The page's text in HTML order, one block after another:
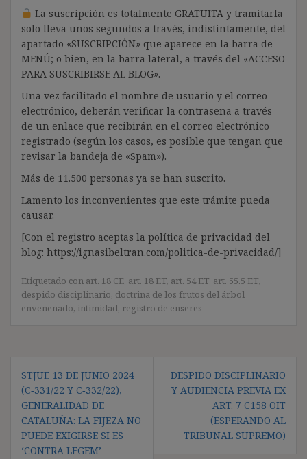
La suscripción es totalmente GRATUITA y tramitarla
solo lleva unos segundos a través, indistintamente, del
apartado «SUSCRIPCIÓN» que aparece en la barra de
MENÚ; o bien, en la barra lateral, a través del «ACCESO
PARA SUSCRIBIRSE AL BLOG».
Una vez facilitado el nombre de usuario y el correo
electrónico, deberán verificar la contraseña a través
de un enlace que recibirán en el correo electrónico
registrado (según los casos, es posible que tengan que
revisar la bandeja de «Spam»).
Más de 11.500 personas ya se han suscrito.
Lamento los inconvenientes que este trámite pueda
causar.
[Con el registro aceptas la política de privacidad del
blog: https://ignasibeltran.com/politica-de-privacidad/]
Etiquetado con art. 18 CE, art. 18 ET, art. 54 ET, art. 55.5 ET,
despido disciplinario, doctrina de los frutos del árbol
envenenado, intimidad, registro de enseres
de
entradas
STJUE 13 DE JUNIO 2024
(C‑331/22 Y C‑332/22),
GENERALIDAD DE
CATALUÑA: LA FIJEZA NO
PUEDE EXIGIRSE SI ES
‘CONTRA LEGEM’
DESPIDO DISCIPLINARIO
Y AUDIENCIA PREVIA EX
ART. 7 C158 OIT
(ESPERANDO AL
TRIBUNAL SUPREMO)